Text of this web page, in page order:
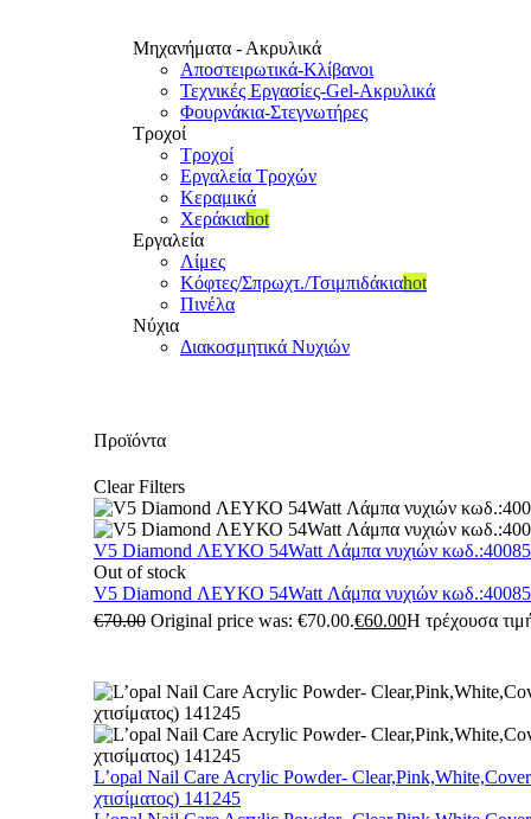
Μηχανήματα - Ακρυλικά
Αποστειρωτικά-Κλίβανοι
Τεχνικές Εργασίες-Gel-Ακρυλικά
Φουρνάκια-Στεγνωτήρες
Τροχοί
Τροχοί
Εργαλεία Τροχών
Κεραμικά
Χεράκιαhot
Εργαλεία
Λίμες
Κόφτες/Σπρωχτ./Τσιμπιδάκιαhot
Πινέλα
Νύχια
Διακοσμητικά Νυχιών
Προϊόντα
Clear Filters
V5 Diamond ΛΕΥΚΟ 54Watt Λάμπα νυχιών
Out of stock
V5 Diamond ΛΕΥΚΟ 54Watt Λάμπα νυχιών
€70.00 Original price was: €70.00.€60.00Η τρέχουσα
L’opal Nail Care Acrylic Powder-
χτισίματος) 141245